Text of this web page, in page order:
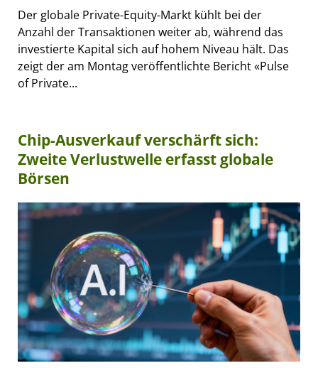
Der globale Private-Equity-Markt kühlt bei der
Anzahl der Transaktionen weiter ab, während das
investierte Kapital sich auf hohem Niveau hält. Das
zeigt der am Montag veröffentlichte Bericht «Pulse
of Private...
Chip-Ausverkauf verschärft sich:
Zweite Verlustwelle erfasst globale
Börsen